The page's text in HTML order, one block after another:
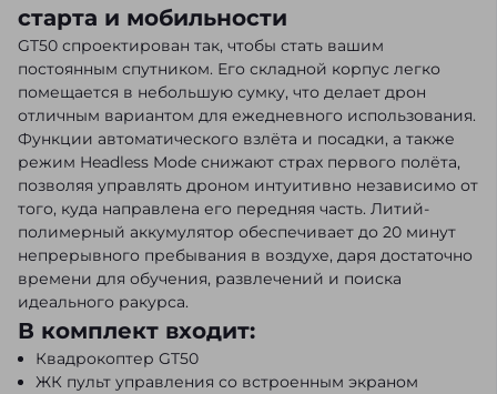
старта и мобильности
GT50 спроектирован так, чтобы стать вашим
постоянным спутником. Его складной корпус легко
помещается в небольшую сумку, что делает дрон
отличным вариантом для ежедневного использования.
Функции автоматического взлёта и посадки, а также
режим Headless Mode снижают страх первого полёта,
позволяя управлять дроном интуитивно независимо от
того, куда направлена его передняя часть. Литий-
полимерный аккумулятор обеспечивает до 20 минут
непрерывного пребывания в воздухе, даря достаточно
времени для обучения, развлечений и поиска
идеального ракурса.
В комплект входит:
Квадрокоптер GT50
ЖК пульт управления со встроенным экраном